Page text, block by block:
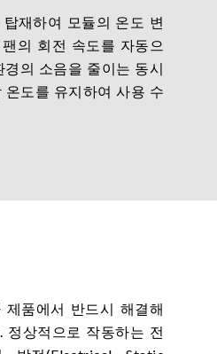
재하여 모듈의 온도 변
의 회전 속도를 자동으
경의 소음을 줄이는 동시
온도를 유지하여 사용 수
품에서 반드시 해결해
정상적으로 작동하는 전